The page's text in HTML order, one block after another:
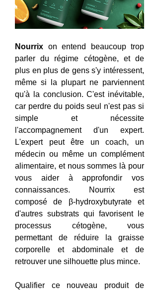
Nourrix on entend beaucoup trop
parler du régime cétogène, et de
plus en plus de gens s'y intéressent,
même si la plupart ne parviennent
qu'à la conclusion. C'est inévitable,
car perdre du poids seul n'est pas si
simple et nécessite
l'accompagnement d'un expert.
L'expert peut être un coach, un
médecin ou même un complément
alimentaire, et nous sommes là pour
vous aider à approfondir vos
connaissances. Nourrix est
composé de β-hydroxybutyrate et
d'autres substrats qui favorisent le
processus cétogène, vous
permettant de réduire la graisse
corporelle et abdominale et de
retrouver une silhouette plus mince.
Qualifier ce nouveau produit de